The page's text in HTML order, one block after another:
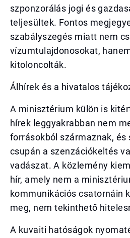
szponzorálás jogi és
teljesültek. Fontos
szabályszegés miatt nem
vízumtulajdonosokat,
kitoloncolták.
Álhírek és a hivatalos
A minisztérium külön is
hírek leggyakrabban nem
forrásokból származnak, és
csupán a szenzációkeltés
vadászat. A közlemény
hír, amely nem a
kommunikációs csatornáin
meg, nem tekinthető
A kuvaiti hatóságok